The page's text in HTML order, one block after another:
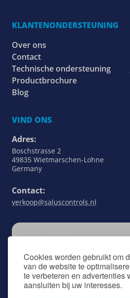
Cookies worden gebruikt om
van de website te
te verbeteren en advertenties
aansluiten bij uw interesses.
KLANTENONDERSTEUNING
Over ons
Contact
Technische ondersteuning
Productbrochure
Blog
VIND ONS
Adres:
Boschstrasse 2
49835 Wietmarschen-Lohne
Germany
Contact:
verkoop@saluscontrols.nl
Blijf op de hoogte van alles
Controls te maken heeft
voor onze nieuwsbrief.